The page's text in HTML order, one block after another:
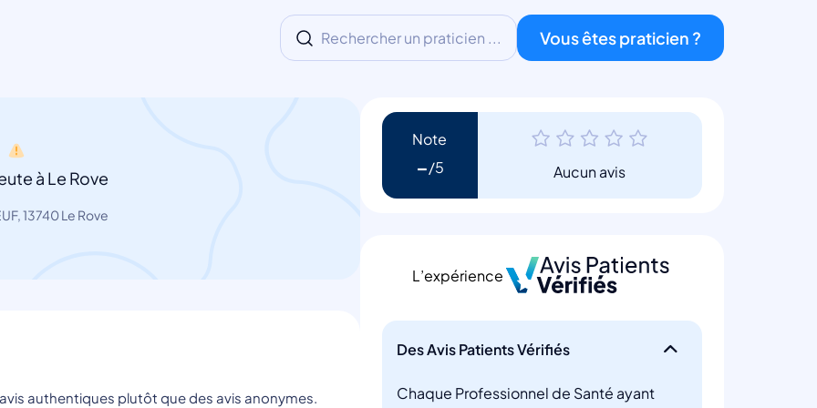
Rechercher un praticien ... Vous êtes praticien ?
à Le Rove
13740 Le Rove
authentiques plutôt que des avis anonymes.
Note
- Aucun avis
L’expérience
Des Avis Patients Vérifiés
Chaque Professionnel de Santé ayant